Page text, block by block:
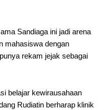
Sandiaga ini jadi arena
mahasiswa dengan
rekam jejak sebagai
belajar kewirausahaan
Rudiatin berharap klinik